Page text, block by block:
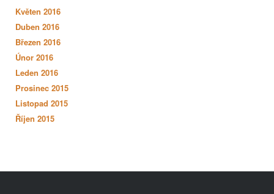
Květen 2016
Duben 2016
Březen 2016
Únor 2016
Leden 2016
Prosinec 2015
Listopad 2015
Říjen 2015